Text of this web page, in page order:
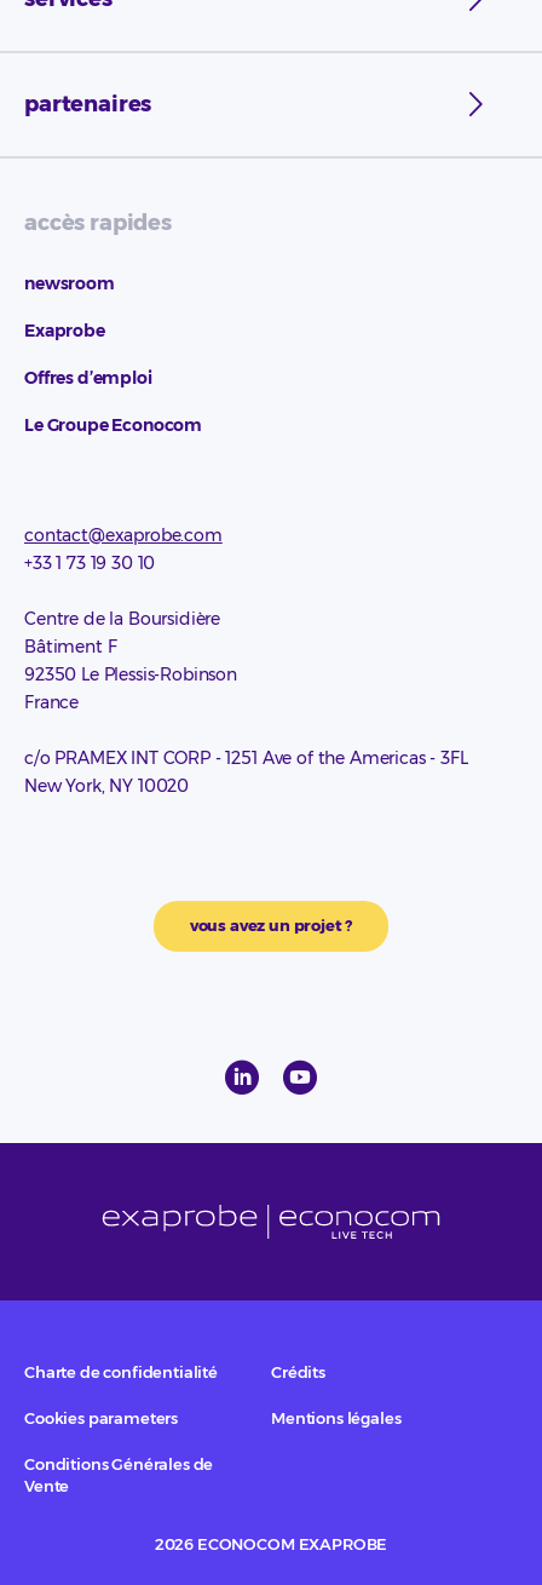
partenaires
accès rapides
newsroom
Exaprobe
Offres d’emploi
Le Groupe Econocom
contact@exaprobe.com
+33 1 73 19 30 10
Centre de la Boursidière
Bâtiment F
92350 Le Plessis-Robinson
France
c/o PRAMEX INT CORP - 1251 Ave of the Americas - 3FL
New York, NY 10020
vous avez un projet ?
Charte de confidentialité Crédits
Cookies parameters Mentions légales
Conditions Générales de
Vente
2026 ECONOCOM EXAPROBE